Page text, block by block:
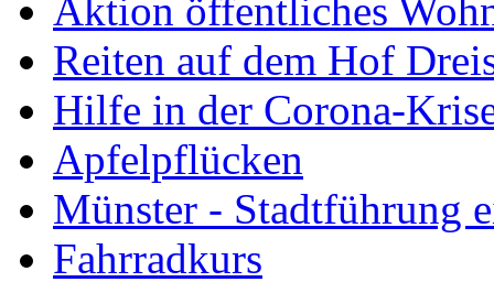
Aktion öffentliches
Reiten auf dem Hof
Hilfe in der Corona-
Apfelpflücken
Münster - Stadtführung
Fahrradkurs